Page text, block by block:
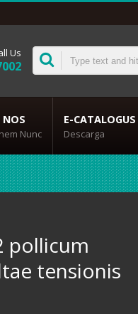
Us
NOS
Nunc
E-CATALOGUS
Descarga
pollicum
tensionis